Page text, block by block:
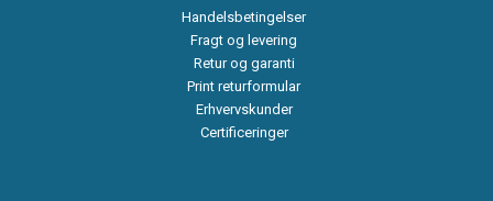
Handelsbetingelser
Fragt og levering
Retur og garanti
Print returformular
Erhvervskunder
Certificeringer